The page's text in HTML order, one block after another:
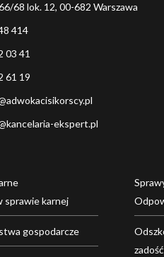
68 lok. 12, 00-682 Warszawa
414
03 41
61 19
ekspert.pl
sprawie karnej
gospodarcze